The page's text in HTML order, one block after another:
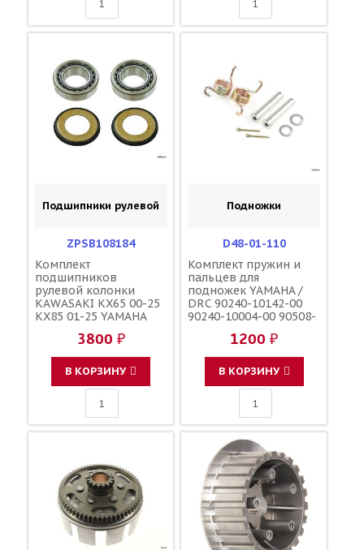
Подшипники рулевой
ZPSB108184
Комплект
подшипников
рулевой колонки
KAWASAKI KX65 00-25
KX85 01-25 YAMAHA
/ ZORO PARTS 22-1022
32005JRRS 92116-1065
93332-00059-00 93332-
3800 ₽
В КОРЗИНУ
Подножки
D48-01-110
Комплект пружин и
пальцев для
подножек YAMAHA /
DRC 90240-10142-00
90240-10004-00 90508-
1200 ₽
В КОРЗИНУ